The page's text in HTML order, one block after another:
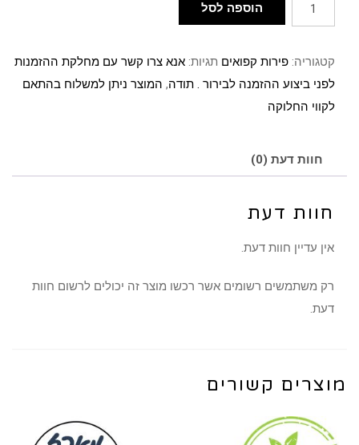
הוספה לסל
קטגוריה: פירות קפואים תגיות: אנא צרו קשר עם מחלקת ההזמנות
לפני ביצוע ההזמנה לבירור . תודה, המוצר ניתן למשלוח בהתאם
לקווי החלוקה
חוות דעת (0)
חוות דעת
אין עדיין חוות דעת.
רק משתמשים רשומים אשר רכשו מוצר זה יכולים לרשום חוות
דעת.
מוצרים קשורים